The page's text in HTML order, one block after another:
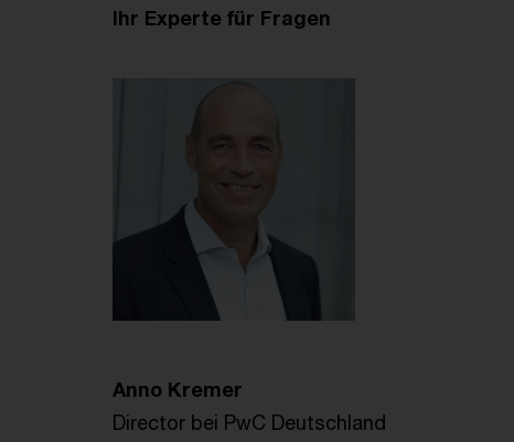
Ihr Experte für Fragen
Anno Kremer
Director bei PwC Deutschland